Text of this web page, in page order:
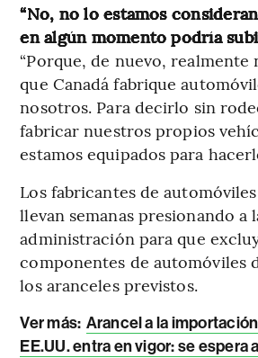
“No, no lo estamos
en algún momento podría
“Porque, de nuevo, realmente
que Canadá fabrique
nosotros. Para decirlo sin
fabricar nuestros propios
estamos equipados para
Los fabricantes de
llevan semanas presionando a
administración para que
componentes de automóviles
los aranceles previstos.
Ver más: Arancel a la
EE.UU. entra en vigor: se espera